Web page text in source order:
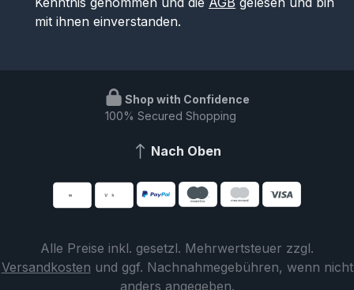
mit ihnen einverstanden.
Shop with Confidence
100% Secured Shopping
Nach Oben
Alle Preise inkl. gesetzl. Mehrwertsteuer zzgl.
Versandkosten und ggf. Nachnahmegebühren, wenn nicht
anders angegeben.